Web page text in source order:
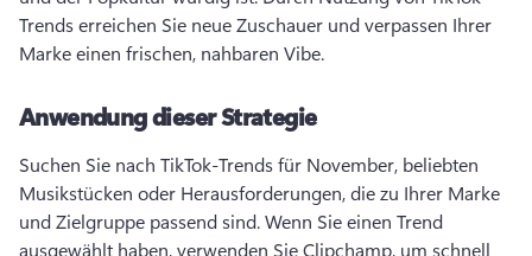
Trends erreichen Sie neue Zuschauer und verpassen Ihrer
Marke einen frischen, nahbaren Vibe.
Anwendung dieser Strategie
Suchen Sie nach TikTok-Trends für November, beliebten
Musikstücken oder Herausforderungen, die zu Ihrer Marke
und Zielgruppe passend sind. Wenn Sie einen Trend
ausgewählt haben, verwenden Sie Clipchamp, um schnell